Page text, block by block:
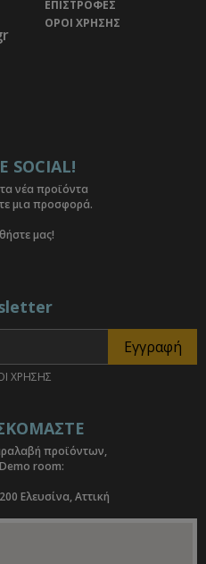
ΕΠΙΣΤΡΟΦΕΣ
ΟΡΟΙ ΧΡΗΣΗΣ
SOCIAL!
νέα προϊόντα
μια προσφορά.
μας!
ΧΡΗΣΗΣ
προϊόντων,
room:
Ελευσίνα, Αττική